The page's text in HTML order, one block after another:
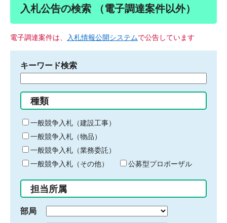
入札公告の検索 （電子調達案件以外）
電子調達案件は、 入札情報公開システムで公告しています
キーワード検索
る
キ
ー
ワ
ー
ド
入
力
種類
一般競争入札（建設工事）
一般競争入札（物品）
一般競争入札（業務委託）
一般競争入札（その他）
公募型プロポーザル
担当所属
部局